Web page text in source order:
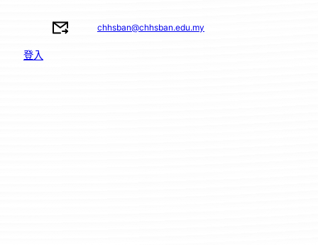
chhsban@chhsban.edu.my
登入